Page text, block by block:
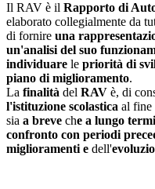
Il RAV è il Rapporto di
elaborato collegialmente da
di fornire una
un'analisi del suo
individuare le priorità di
piano di miglioramento.
La finalità del RAV è, di
l'istituzione scolastica al fine
sia a breve che a lungo
confronto con periodi
miglioramenti e dell'